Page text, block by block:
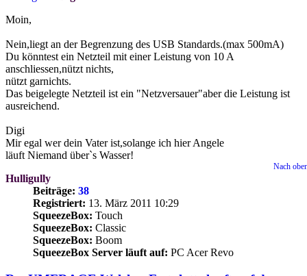
Moin,
Nein,liegt an der Begrenzung des USB Standards.(max 500mA)
Du könntest ein Netzteil mit einer Leistung von 10 A
anschliessen,nützt nichts,
nützt garnichts.
Das beigelegte Netzteil ist ein "Netzversauer"aber die Leistung ist
ausreichend.
Digi
Mir egal wer dein Vater ist,solange ich hier Angele
läuft Niemand über`s Wasser!
Nach
Hulligully
Beiträge: 38
Registriert: 13. März 2011 10:29
SqueezeBox: Touch
SqueezeBox: Classic
SqueezeBox: Boom
SqueezeBox Server läuft auf: PC Acer Revo